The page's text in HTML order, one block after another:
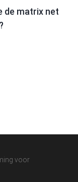
de matrix net
voor